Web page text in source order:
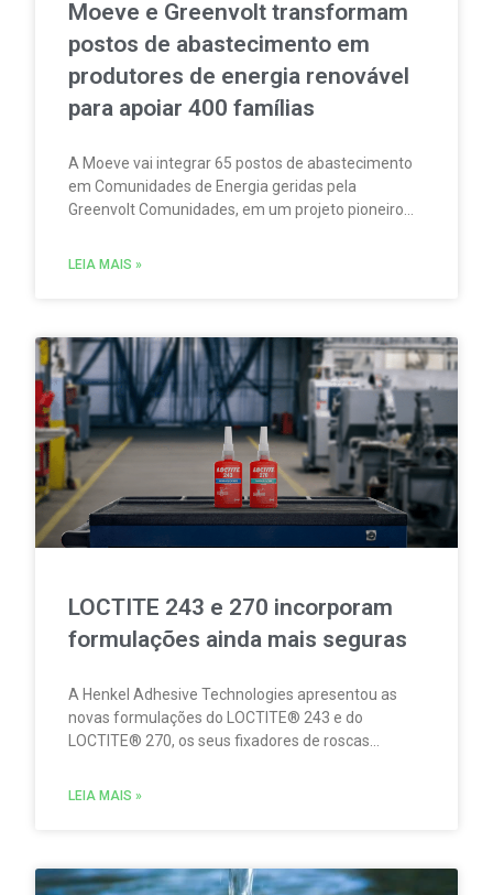
Moeve e Greenvolt transformam
postos de abastecimento em
produtores de energia renovável
para apoiar 400 famílias
A Moeve vai integrar 65 postos de abastecimento
em Comunidades de Energia geridas pela
Greenvolt Comunidades, em um projeto pioneiro
consumir e partilhar energia renovável localmente.
LEIA MAIS »
LOCTITE 243 e 270 incorporam
formulações ainda mais seguras
A Henkel Adhesive Technologies apresentou as
novas formulações do LOCTITE® 243 e do
LOCTITE® 270, os seus fixadores de roscas
permanente a tornilharia metálica, evitando
melhorar o desempenho dos seus produtos,
LEIA MAIS »